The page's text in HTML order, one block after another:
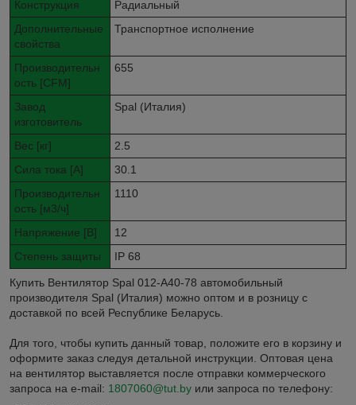
Конструкция
Радиальный
Дополнительные
свойства
Транспортное исполнение
Производительн
ость [CFM]
655
Завод
изготовитель
Spal (Италия)
Вес [кг]
2.5
Сила тока [A]
30.1
Производительн
ость [м3/ч]
1110
Напряжение [В]
12
Степень защиты
IP 68
Купить Вентилятор Spal 012-A40-78 автомобильный
производителя Spal (Италия) можно оптом и в розницу с
доставкой по всей Республике Беларусь.
Для того, чтобы купить данный товар, положите его в корзину и
оформите заказ следуя детальной инструкции. Оптовая цена
на вентилятор выставляется после отправки коммерческого
запроса на e-mail: 1807060@tut.by или запроса по телефону: